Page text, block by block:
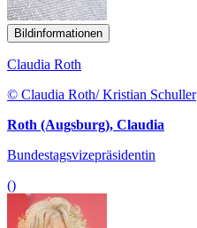
Bildinformationen
Claudia Roth
© Claudia Roth/ Kristian Schuller
Roth (Augsburg), Claudia
Bundestagsvizepräsidentin
()